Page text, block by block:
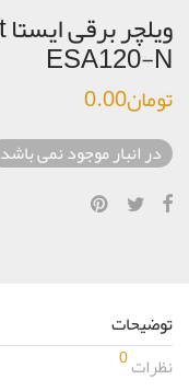
ESA120-N
تومان0.00
در انبار موجود نمی باشد
توضیحات
نظرات0